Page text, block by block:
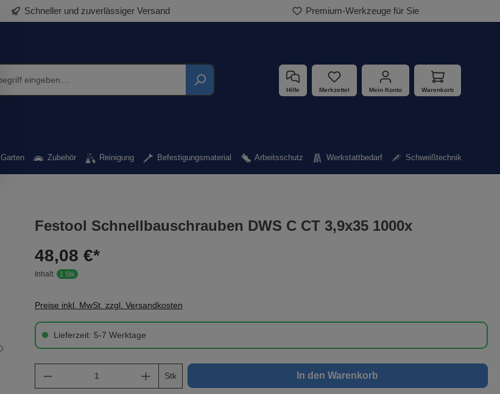
Schneller und zuverlässiger Versand Premium-Werkzeuge für Sie
Hilfe Merkzettel Mein Konto Warenkorb
Garten Zubehör Reinigung Befestigungsmaterial Arbeitsschutz Werkstattbedarf Schweißtechnik
Festool Schnellbauschrauben DWS C CT 3,9x35 1000x
48,08 €*
Inhalt: 1 Stk
Preise inkl. MwSt. zzgl. Versandkosten
Lieferzeit: 5-7 Werktage
Produkt Anzahl: Gib den gewünschten Wert ein oder benutze die
Stk In den Warenkorb